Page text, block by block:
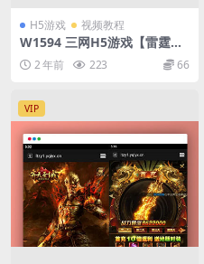
H5游戏 视频教程
W1594 三网H5游戏【雷霆传
奇H5攻速雷霆】最新整理Lin
ux手工端+详细架设教程+视频
教程+GM物品充值后台
2 年前 223 66
VIP